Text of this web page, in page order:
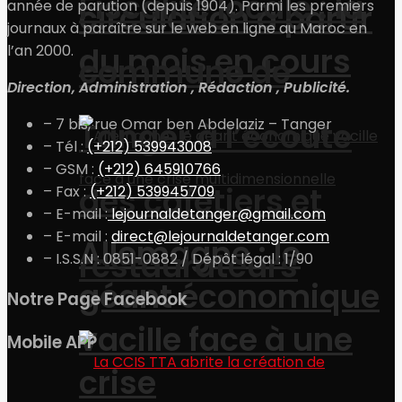
circulation à partir
du mois en cours
Allemagne : le
géant économique
vacille face à une
crise
commune de
Tanger à l’écoute
des cafetiers et
restaurateurs
année de parution (depuis 1904). Parmi les premiers
journaux à paraître sur le web en ligne au Maroc en
l’an 2000.
Direction, Administration , Rédaction , Publicité.
– 7 bis, rue Omar ben Abdelaziz – Tanger
– Tél : (+212) 539943008
– GSM : (+212) 645910766
– Fax :(+212) 539945709
– E-mail :lejournaldetanger@gmail.com
– E-mail :direct@lejournaldetanger.com
– I.S.S.N : 0851-0882 / Dépôt légal : 1/90
Notre Page Facebook
Mobile APP